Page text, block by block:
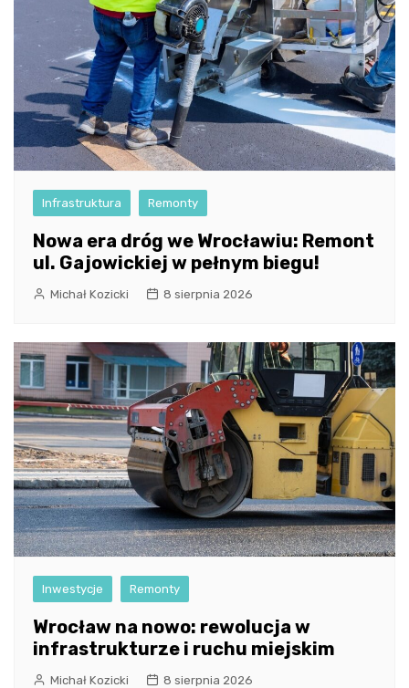
Infrastruktura Remonty
Nowa era dróg we Wrocławiu: Remont
ul. Gajowickiej w pełnym biegu!
Michał Kozicki 8 sierpnia 2026
Inwestycje Remonty
Wrocław na nowo: rewolucja w
infrastrukturze i ruchu miejskim
Michał Kozicki 8 sierpnia 2026